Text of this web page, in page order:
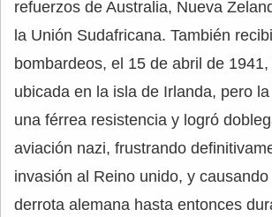
refuerzos de Australia, Nueva
la Unión Sudafricana. También
bombardeos, el 15 de abril de
ubicada en la isla de Irlanda, pero
una férrea resistencia y logró
aviación nazi, frustrando
invasión al Reino unido, y
derrota alemana hasta entonces